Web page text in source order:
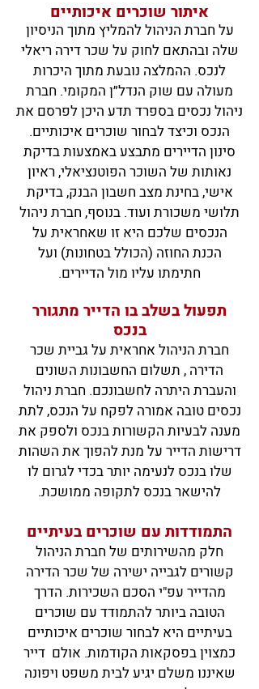
איתור שוכרים איכותיים
על חברת הניהול להמליץ מתוך הניסיון
שלה ובהתאם לחוק על שכר דירה ריאלי
לנכס. ההמלצה נובעת מתוך היכרות
מעולה עם שוק הנדל״ן המקומי. חברת
ניהול נכסים בספרד תדע היכן לפרסם את
הנכס וכיצד לבחור שוכרים איכותיים.
סינון הדיירים מתבצע באמצעות בדיקת
נאותות של השוכר הפוטנציאלי, ראיון
אישי, בחינת מצב חשבון הבנק, בדיקת
תלושי משכורת ועוד. בנוסף, חברת ניהול
הנכסים שלכם היא זו שאחראית על
הכנת החוזה (הכולל בטחונות) ועל
חתימתו עליו מול הדיירים.
תפעול בשלב בו הדייר מתגורר
בנכס
חברת הניהול אחראית על גביית שכר
הדירה , תשלום החשבונות השונים
והעברת היתרה לחשבונכם. חברת ניהול
נכסים טובה אמורה לפקח על הנכס, לתת
מענה לבעיות הקשורות בנכס ולספק את
דרישות הדייר על מנת להפוך את השהות
שלו בנכס לנעימה יותר בכדי לגרום לו
להישאר בנכס לתקופה ממושכת.
התמודדות עם שוכרים בעיתיים
חלק מהשירותים של חברת הניהול
קשורים לגבייה ישירה של שכר הדירה
מהדייר עפ"י הסכם השכירות. הדרך
הטובה ביותר להתמודד עם שוכרים
בעיתיים היא לבחור שוכרים איכותיים
כמצוין בפסקאות הקודמות. אולם דייר
שאיננו משלם יגיע לבית משפט ויפונה